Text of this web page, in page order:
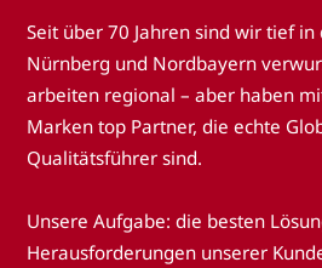
Seit über 70 Jahren sind wir tief
Nürnberg und Nordbayern
arbeiten regional – aber haben
Marken top Partner, die echte
Qualitätsführer sind.
Unsere Aufgabe: die besten
Herausforderungen unserer